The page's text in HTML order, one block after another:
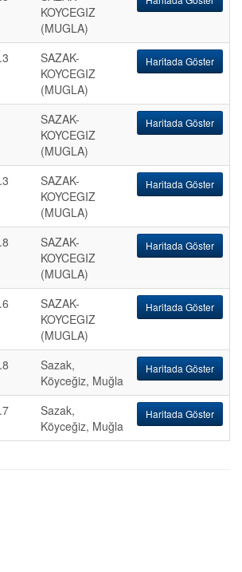
KOYCEGIZ
(MUGLA)
SAZAK-
KOYCEGIZ
(MUGLA)
Haritada Göster
SAZAK-
KOYCEGIZ
(MUGLA)
Haritada Göster
SAZAK-
KOYCEGIZ
(MUGLA)
Haritada Göster
SAZAK-
KOYCEGIZ
(MUGLA)
Haritada Göster
SAZAK-
KOYCEGIZ
(MUGLA)
Haritada Göster
Sazak,
Köyceğiz, Muğla
Haritada Göster
Sazak,
Köyceğiz, Muğla
Haritada Göster